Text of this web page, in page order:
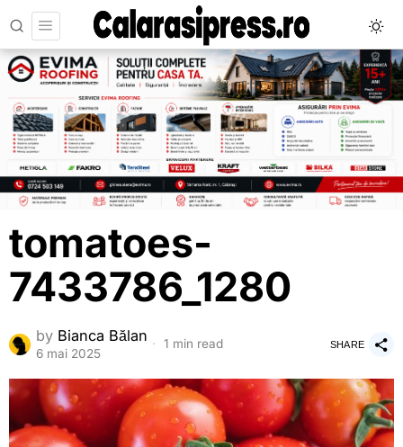
tomatoes-
7433786_1280
by Bianca Bălan
6 mai 2025
1 min read SHARE